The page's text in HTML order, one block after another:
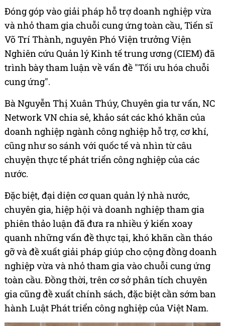
Đóng góp vào giải pháp hỗ trợ doanh nghiệp vừa
và nhỏ tham gia chuỗi cung ứng toàn cầu, Tiến sĩ
Võ Trí Thành, nguyên Phó Viện trưởng Viện
Nghiên cứu Quản lý Kinh tế trung ương (CIEM) đã
trình bày tham luận về vấn đề "Tối ưu hóa chuỗi
cung ứng".
Bà Nguyễn Thị Xuân Thúy, Chuyên gia tư vấn, NC
Network VN chia sẻ, khảo sát các khó khăn của
doanh nghiệp ngành công nghiệp hỗ trợ, cơ khí,
cũng như so sánh với quốc tế và nhìn từ câu
chuyện thực tế phát triển công nghiệp của các
nước.
Đặc biệt, đại diện cơ quan quản lý nhà nước,
chuyên gia, hiệp hội và doanh nghiệp tham gia
phiên thảo luận đã đưa ra nhiều ý kiến xoay
quanh những vấn đề thực tại, khó khăn cần tháo
gỡ và đề xuất giải pháp giúp cho cộng đồng doanh
nghiệp vừa và nhỏ tham gia vào chuỗi cung ứng
toàn cầu. Đồng thời, trên cơ sở phân tích chuyên
gia cũng đề xuất chính sách, đặc biệt cần sớm ban
hành Luật Phát triển công nghiệp của Việt Nam.